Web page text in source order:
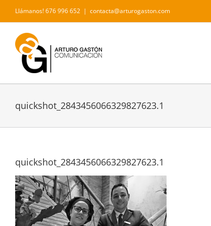
contenido
Llámanos! 676 996 652 | contacta@arturogaston.com
quickshot_2843456066329827623.1
quickshot_2843456066329827623.1